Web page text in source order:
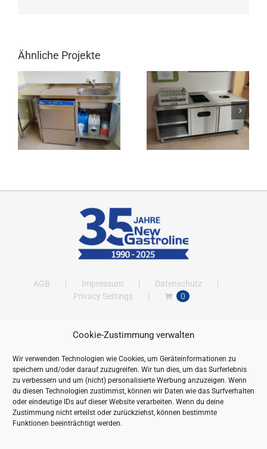
Cookie-Zustimmung verwalten
Wir verwenden Technologien wie Cookies, um Geräteinformationen zu
speichern und/oder darauf zuzugreifen. Wir tun dies, um das Surferlebnis
zu verbessern und um (nicht) personalisierte Werbung anzuzeigen. Wenn
du diesen Technologien zustimmst, können wir Daten wie das Surfverhalten
oder eindeutige IDs auf dieser Website verarbeiten. Wenn du deine
Zustimmung nicht erteilst oder zurückziehst, können bestimmte
Funktionen beeinträchtigt werden.
Ähnliche Projekte
AGB Impressum
Datenschutz
Privacy Settings
0
ANSCHRIFT
New Gastroline GmbH
Barthestraße 115
18356 Barth
Deutschland/Germany
Öffnungszeiten:
Mo. - Fr. 09.00 bis 16.00 Uhr